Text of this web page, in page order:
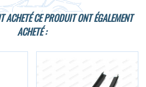
ACHETÉ CE PRODUIT ONT ÉGALEMENT
ACHETÉ :